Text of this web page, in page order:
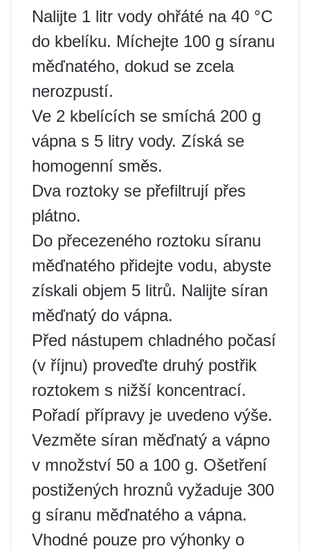
Nalijte 1 litr vody ohřáté na 40 °C
do kbelíku. Míchejte 100 g síranu
měďnatého, dokud se zcela
nerozpustí.
Ve 2 kbelících se smíchá 200 g
vápna s 5 litry vody. Získá se
homogenní směs.
Dva roztoky se přefiltrují přes
plátno.
Do přecezeného roztoku síranu
měďnatého přidejte vodu, abyste
získali objem 5 litrů. Nalijte síran
měďnatý do vápna.
Před nástupem chladného počasí
(v říjnu) proveďte druhý postřik
roztokem s nižší koncentrací.
Pořadí přípravy je uvedeno výše.
Vezměte síran měďnatý a vápno
v množství 50 a 100 g. Ošetření
postižených hroznů vyžaduje 300
g síranu měďnatého a vápna.
Vhodné pouze pro výhonky o